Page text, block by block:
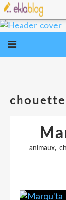
chouette
animaux,